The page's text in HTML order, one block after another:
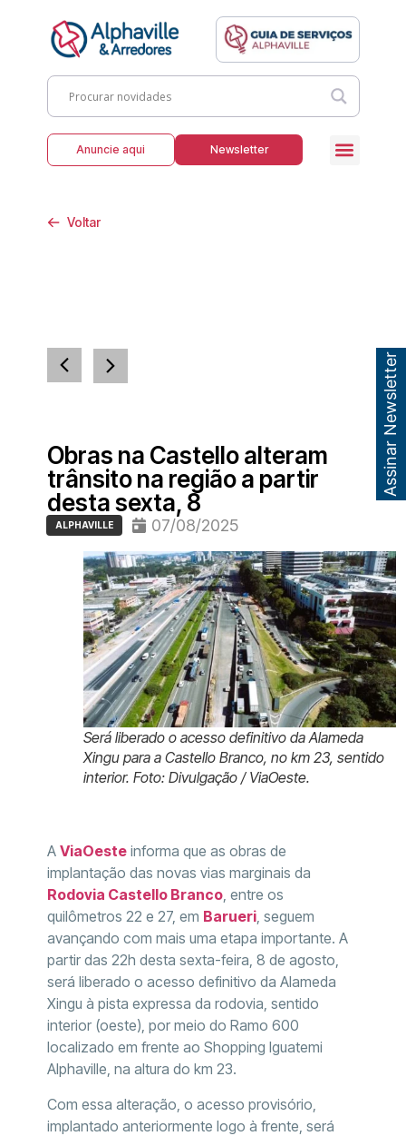
Anuncie aqui Newsletter
Voltar
Obras na Castello alteram
trânsito na região a partir
desta sexta, 8
ALPHAVILLE 07/08/2025
Será liberado o acesso definitivo da Alameda
Xingu para a Castello Branco, no km 23, sentido
interior. Foto: Divulgação / ViaOeste.
A ViaOeste informa que as obras de
implantação das novas vias marginais da
Rodovia Castello Branco, entre os
quilômetros 22 e 27, em Barueri, seguem
avançando com mais uma etapa importante. A
partir das 22h desta sexta-feira, 8 de agosto,
será liberado o acesso definitivo da Alameda
Xingu à pista expressa da rodovia, sentido
interior (oeste), por meio do Ramo 600
localizado em frente ao Shopping Iguatemi
Alphaville, na altura do km 23.
Com essa alteração, o acesso provisório,
implantado anteriormente logo à frente, será
Assinar Newsletter